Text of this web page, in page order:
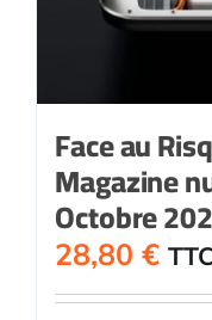
Face au
Magazine
Octobre
28,80 €